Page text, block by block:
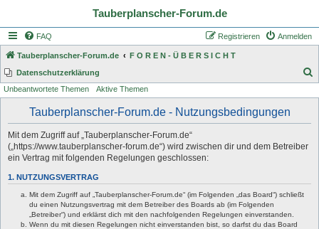
Tauberplanscher-Forum.de
FAQ Anmelden
Registrieren
Tauberplanscher-Forum.de
F O R E N - Ü B E R S I C H T
Datenschutzerklärung
Unbeantwortete Themen Aktive Themen
Tauberplanscher-Forum.de - Nutzungsbedingungen
Mit dem Zugriff auf „Tauberplanscher-Forum.de“
(„https://www.tauberplanscher-forum.de“) wird zwischen dir und dem Betreiber
ein Vertrag mit folgenden Regelungen geschlossen:
1. NUTZUNGSVERTRAG
Mit dem Zugriff auf „Tauberplanscher-Forum.de“ (im Folgenden „das Board“) schließt
du einen Nutzungsvertrag mit dem Betreiber des Boards ab (im Folgenden
„Betreiber“) und erklärst dich mit den nachfolgenden Regelungen einverstanden.
Wenn du mit diesen Regelungen nicht einverstanden bist, so darfst du das Board